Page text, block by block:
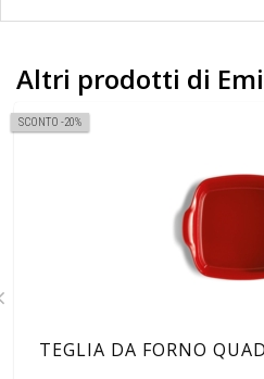
Altri prodotti di
SCONTO -20%
TEGLIA DA FORNO